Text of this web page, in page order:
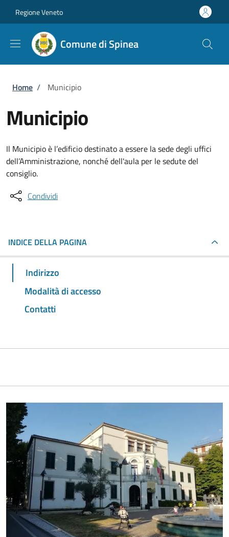
Regione Veneto
Comune di Spinea
Briciole di pane
Home / Municipio
Municipio
Il Municipio è l’edificio destinato a essere la sede degli uffici
dell’Amministrazione, nonché dell'aula per le sedute del
consiglio.
Condividi
INDICE DELLA PAGINA
Indirizzo
Modalità di accesso
Contatti